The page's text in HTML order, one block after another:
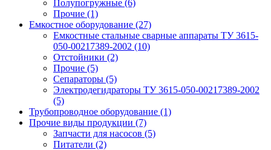
Полупогружные (6)
Прочие (1)
Емкостное оборудование (27)
Емкостные стальные сварные аппараты ТУ 3615-
050-00217389-2002 (10)
Отстойники (2)
Прочие (5)
Сепараторы (5)
Электродегидраторы ТУ 3615-050-00217389-2002
(5)
Трубопроводное оборудование (1)
Прочие виды продукции (7)
Запчасти для насосов (5)
Питатели (2)